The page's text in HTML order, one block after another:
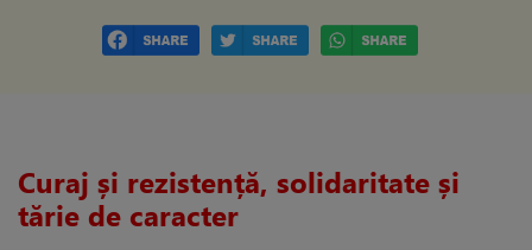
Curaj și rezistență, solidaritate și
tărie de caracter